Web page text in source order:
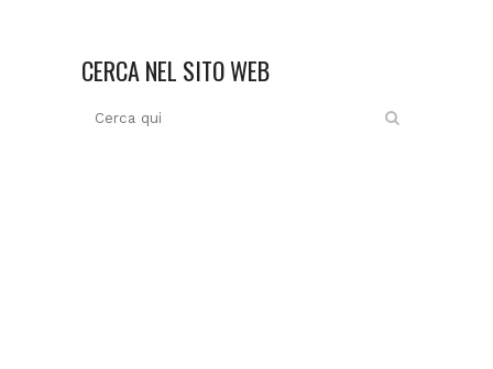
CERCA NEL SITO WEB